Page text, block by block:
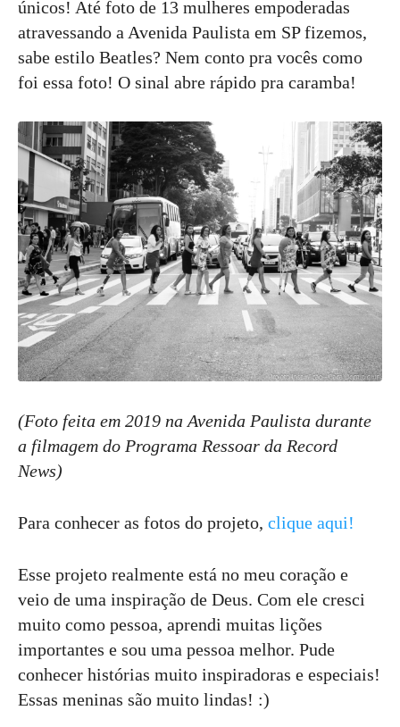
únicos! Até foto de 13 mulheres empoderadas
atravessando a Avenida Paulista em SP fizemos,
sabe estilo Beatles? Nem conto pra vocês como
foi essa foto! O sinal abre rápido pra caramba!
(Foto feita em 2019 na Avenida Paulista durante
a filmagem do Programa Ressoar da Record
News)
Para conhecer as fotos do projeto, clique aqui!
Esse projeto realmente está no meu coração e
veio de uma inspiração de Deus. Com ele cresci
muito como pessoa, aprendi muitas lições
importantes e sou uma pessoa melhor. Pude
conhecer histórias muito inspiradoras e especiais!
Essas meninas são muito lindas! :)